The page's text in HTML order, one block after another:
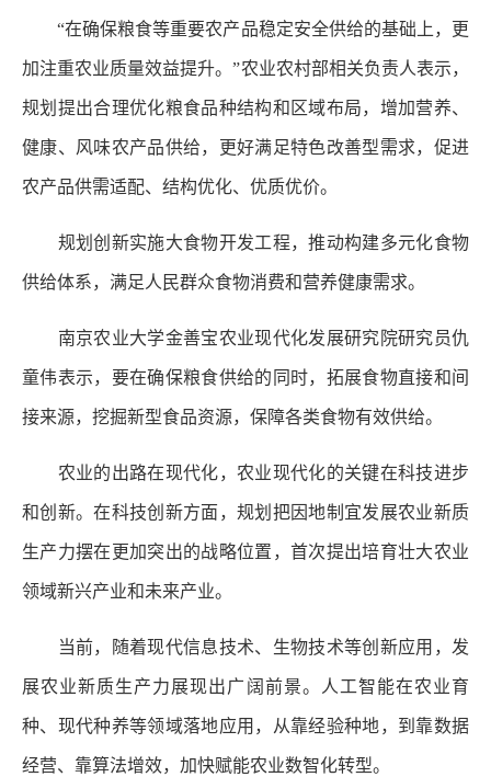
“在确保粮食等重要农产品稳定安全供给的基础上，更
加注重农业质量效益提升。”农业农村部相关负责人表示，
规划提出合理优化粮食品种结构和区域布局，增加营养、
健康、风味农产品供给，更好满足特色改善型需求，促进
农产品供需适配、结构优化、优质优价。
规划创新实施大食物开发工程，推动构建多元化食物
供给体系，满足人民群众食物消费和营养健康需求。
南京农业大学金善宝农业现代化发展研究院研究员仇
童伟表示，要在确保粮食供给的同时，拓展食物直接和间
接来源，挖掘新型食品资源，保障各类食物有效供给。
农业的出路在现代化，农业现代化的关键在科技进步
和创新。在科技创新方面，规划把因地制宜发展农业新质
生产力摆在更加突出的战略位置，首次提出培育壮大农业
领域新兴产业和未来产业。
当前，随着现代信息技术、生物技术等创新应用，发
展农业新质生产力展现出广阔前景。人工智能在农业育
种、现代种养等领域落地应用，从靠经验种地，到靠数据
经营、靠算法增效，加快赋能农业数智化转型。